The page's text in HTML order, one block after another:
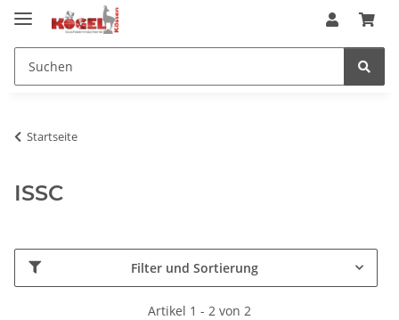
Startseite
ISSC
Filter und Sortierung
Artikel 1 - 2 von 2